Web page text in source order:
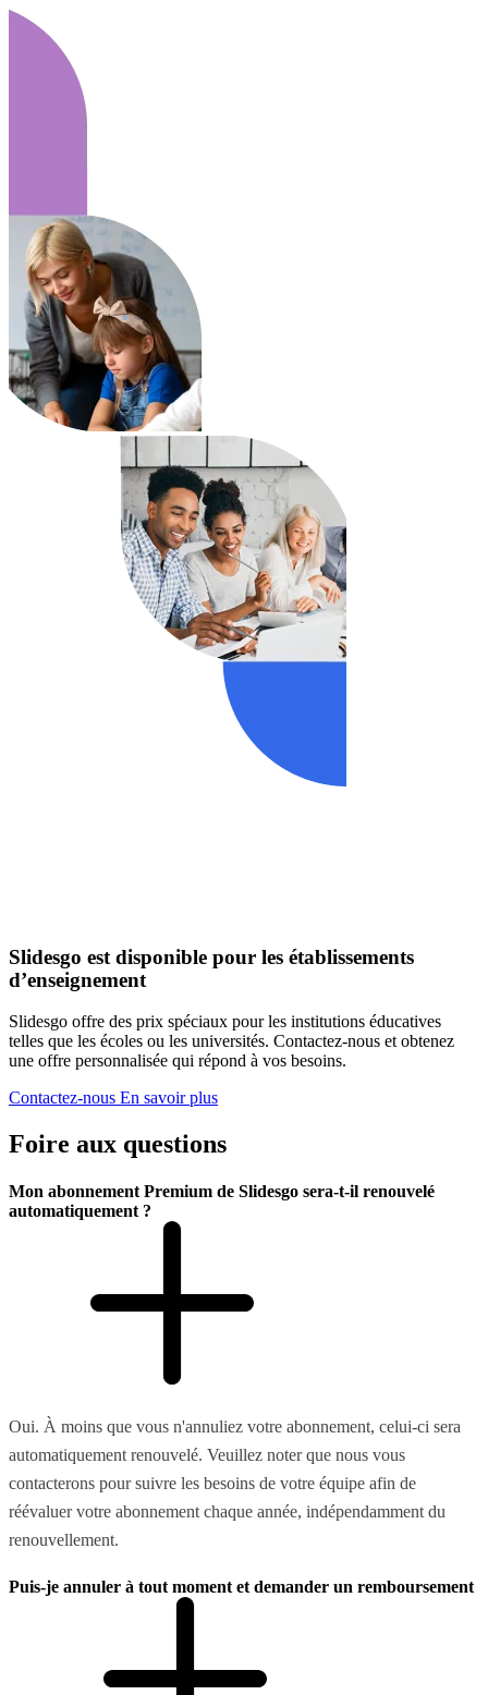
Slidesgo est disponible pour les établissements
d’enseignement
Slidesgo offre des prix spéciaux pour les institutions éducatives
telles que les écoles ou les universités. Contactez-nous et obtenez
une offre personnalisée qui répond à vos besoins.
Contactez-nous En savoir plus
Foire aux questions
Mon abonnement Premium de Slidesgo sera-t-il renouvelé
automatiquement ?
Oui. À moins que vous n'annuliez votre abonnement, celui-ci sera
automatiquement renouvelé. Veuillez noter que nous vous
contacterons pour suivre les besoins de votre équipe afin de
réévaluer votre abonnement chaque année, indépendamment du
renouvellement.
Puis-je annuler à tout moment et demander un remboursement